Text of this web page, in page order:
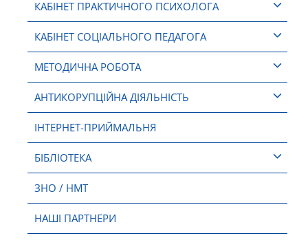
КАБІНЕТ ПРАКТИЧНОГО ПСИХОЛОГА
КАБІНЕТ СОЦІАЛЬНОГО ПЕДАГОГА
МЕТОДИЧНА РОБОТА
АНТИКОРУПЦІЙНА ДІЯЛЬНІСТЬ
ІНТЕРНЕТ-ПРИЙМАЛЬНЯ
БІБЛІОТЕКА
ЗНО / НМТ
НАШІ ПАРТНЕРИ